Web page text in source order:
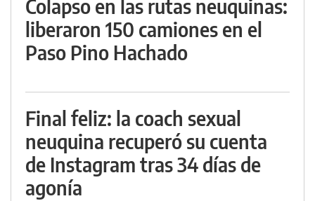
Colapso en las rutas neuquinas:
liberaron 150 camiones en el
Paso Pino Hachado
Final feliz: la coach sexual
neuquina recuperó su cuenta
de Instagram tras 34 días de
agonía